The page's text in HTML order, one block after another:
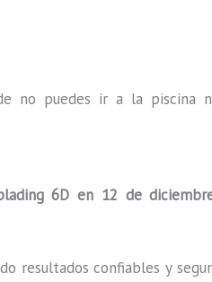
no puedes ir a la
6D en 12 de
resultados confiables y